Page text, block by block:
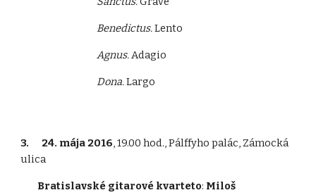
Benedictus.Lento
Agnus.Adagio
Dona.Largo
3. 24. mája 2016, 19.00 hod., Pálffyho palác, Zámocká
ulica
Bratislavské gitarové kvarteto: Miloš